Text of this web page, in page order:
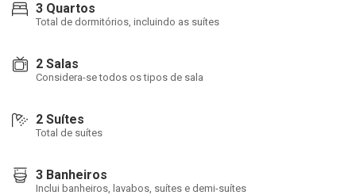
3 Quartos
Total de dormitórios, incluindo as suítes
2 Salas
Considera-se todos os tipos de sala
2 Suítes
Total de suítes
3 Banheiros
Inclui banheiros, lavabos, suítes e demi-suítes